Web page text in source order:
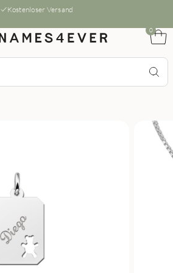
Kostenloser Versand
0